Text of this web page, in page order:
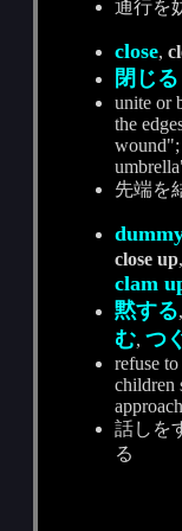
通行を
close,
閉じる
unite or
the
wound";
先端を
close up
clam
黙する,
む,つ
refuse
children
話しを
る